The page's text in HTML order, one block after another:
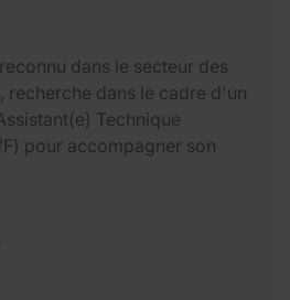
dans le secteur des
, recherche dans le cadre d'un
Technique
pour accompagner son